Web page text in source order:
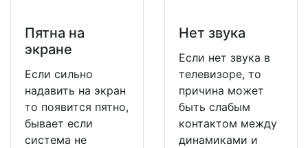
Пятна на
экране
Если сильно
надавить на экран
то появится пятно,
бывает если
система не
Нет звука
Если нет звука в
телевизоре, то
причина может
быть слабым
контактом между
динамиками и